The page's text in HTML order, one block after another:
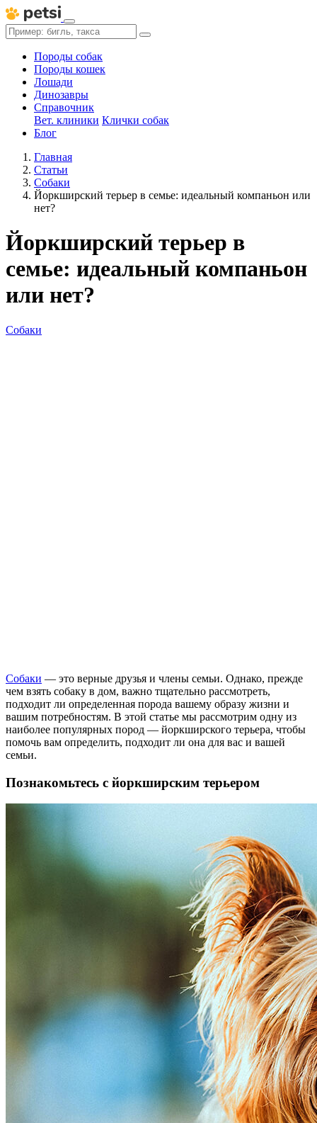
Породы собак
Породы кошек
Лошади
Динозавры
Справочник
Вет. клиники Клички собак
Блог
Главная
Статьи
Собаки
Йоркширский терьер в семье: идеальный компаньон или
нет?
Йоркширский терьер в
семье: идеальный компаньон
или нет?
Собаки
Собаки — это верные друзья и члены семьи. Однако, прежде
чем взять собаку в дом, важно тщательно рассмотреть,
подходит ли определенная порода вашему образу жизни и
вашим потребностям. В этой статье мы рассмотрим одну из
наиболее популярных пород — йоркширского терьера, чтобы
помочь вам определить, подходит ли она для вас и вашей
семьи.
Познакомьтесь с йоркширским терьером